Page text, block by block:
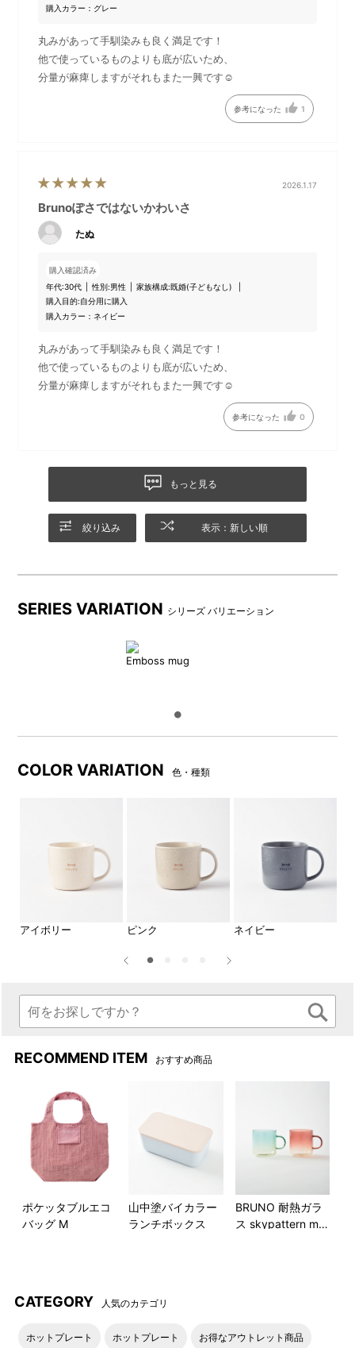
です。
アイボリー模様アップ
ネイビー模様アップ
模様比較
購入カラー：グレー
丸みがあって手馴染みも良く満足です！
他で使っているものよりも底が広いため、
分量が麻痺しますがそれもまた一興です☺️
参考になった 1
2026.1.17
Brunoぽさではないかわいさ
たぬ
購入確認済み
年代:30代 性別:男性 家族構成:既婚(子どもなし)
購入目的:自分用に購入
購入カラー：ネイビー
丸みがあって手馴染みも良く満足です！
他で使っているものよりも底が広いため、
分量が麻痺しますがそれもまた一興です☺️
参考になった 0
もっと見る
絞り込み 表示：新しい順
SERIES VARIATION シリーズ バリエーション
Emboss mug
COLOR VARIATION 色・種類
アイボリー ピンク ネイビー
RECOMMEND ITEM おすすめ商品
ポケッタブルエコ
バッグ M
山中塗バイカラー
ランチボックス
BRUNO 耐熱ガラ
ス skypattern mu
CATEGORY 人気のカテゴリ
ホットプレート ホットプレート お得なアウトレット商品